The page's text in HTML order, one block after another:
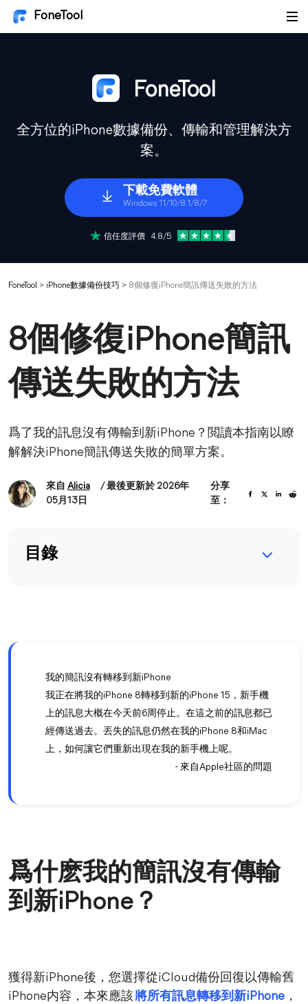
FoneTool
FoneTool
全方位的iPhone數據備份、傳輸和管理解決方
案。
下載免費軟體
Windows 11/10/8.1/8/7
信任度評價 4.8/5
FoneTool > iPhone數據備份技巧 > 8個修復iPhone簡訊傳送失敗的方法
8個修復iPhone簡訊
傳送失敗的方法
爲了我的訊息沒有傳輸到新iPhone？閲讀本指南以瞭
解解決iPhone簡訊傳送失敗的簡單方案。
來自 Alicia
/ 最後更新於 2026年
05月13日
分享
至：
目錄
我的簡訊沒有轉移到新iPhone
我正在將我的iPhone 8轉移到新的iPhone 15，新手機
上的訊息大概在今天前6周停止。在這之前的訊息都已
經傳送過去。丟失的訊息仍然在我的iPhone 8和iMac
上，如何讓它們重新出現在我的新手機上呢。
- 來自Apple社區的問題
爲什麽我的簡訊沒有傳輸
到新iPhone？
獲得新iPhone後，您選擇從iCloud備份回復以傳輸舊
iPhone内容，本來應該將所有訊息轉移到新iPhone，